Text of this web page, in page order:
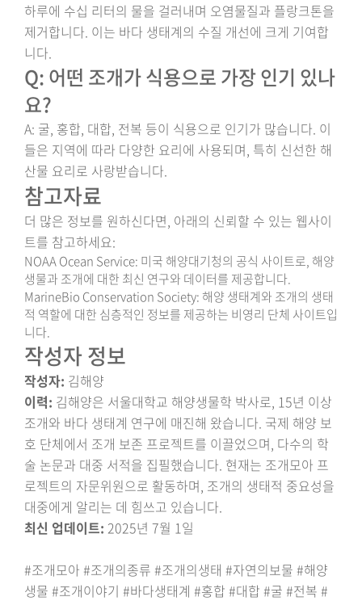
하루에 수십 리터의 물을 걸러내며 오염물질과 플랑크톤을
제거합니다. 이는 바다 생태계의 수질 개선에 크게 기여합
니다.
Q: 어떤 조개가 식용으로 가장 인기 있나
요?
A: 굴, 홍합, 대합, 전복 등이 식용으로 인기가 많습니다. 이
들은 지역에 따라 다양한 요리에 사용되며, 특히 신선한 해
산물 요리로 사랑받습니다.
참고자료
더 많은 정보를 원하신다면, 아래의 신뢰할 수 있는 웹사이
트를 참고하세요:
NOAA Ocean Service: 미국 해양대기청의 공식 사이트로, 해양
생물과 조개에 대한 최신 연구와 데이터를 제공합니다.
MarineBio Conservation Society: 해양 생태계와 조개의 생태
적 역할에 대한 심층적인 정보를 제공하는 비영리 단체 사이트입
니다.
작성자 정보
작성자: 김해양
이력: 김해양은 서울대학교 해양생물학 박사로, 15년 이상
조개와 바다 생태계 연구에 매진해 왔습니다. 국제 해양 보
호 단체에서 조개 보존 프로젝트를 이끌었으며, 다수의 학
술 논문과 대중 서적을 집필했습니다. 현재는 조개모아 프
로젝트의 자문위원으로 활동하며, 조개의 생태적 중요성을
대중에게 알리는 데 힘쓰고 있습니다.
최신 업데이트: 2025년 7월 1일
#조개모아 #조개의종류 #조개의생태 #자연의보물 #해양
생물 #조개이야기 #바다생태계 #홍합 #대합 #굴 #전복 #